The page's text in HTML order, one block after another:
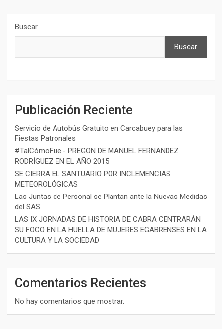
Buscar
Buscar
Publicación Reciente
Servicio de Autobús Gratuito en Carcabuey para las
Fiestas Patronales
#TalCómoFue.- PREGON DE MANUEL FERNANDEZ
RODRÍGUEZ EN EL AÑO 2015
SE CIERRA EL SANTUARIO POR INCLEMENCIAS
METEOROLÓGICAS
Las Juntas de Personal se Plantan ante la Nuevas Medidas
del SAS
LAS IX JORNADAS DE HISTORIA DE CABRA CENTRARÁN
SU FOCO EN LA HUELLA DE MUJERES EGABRENSES EN LA
CULTURA Y LA SOCIEDAD
Comentarios Recientes
No hay comentarios que mostrar.